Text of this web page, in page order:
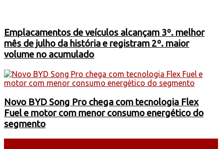
Emplacamentos de veículos alcançam 3º. melhor
mês de julho da história e registram 2º. maior
volume no acumulado
Novo BYD Song Pro chega com tecnologia Flex
Fuel e motor com menor consumo energético do
segmento